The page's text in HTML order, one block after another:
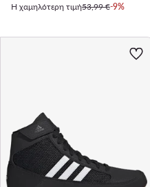
Η χαμηλότερη τιμή53,99 €-9%